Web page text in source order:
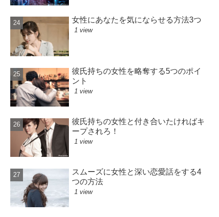
女性にあなたを気にならせる方法3つ
1 view
彼氏持ちの女性を略奪する5つのポイ
ント
1 view
彼氏持ちの女性と付き合いたければキ
ープされろ！
1 view
スムーズに女性と深い恋愛話をする4
つの方法
1 view